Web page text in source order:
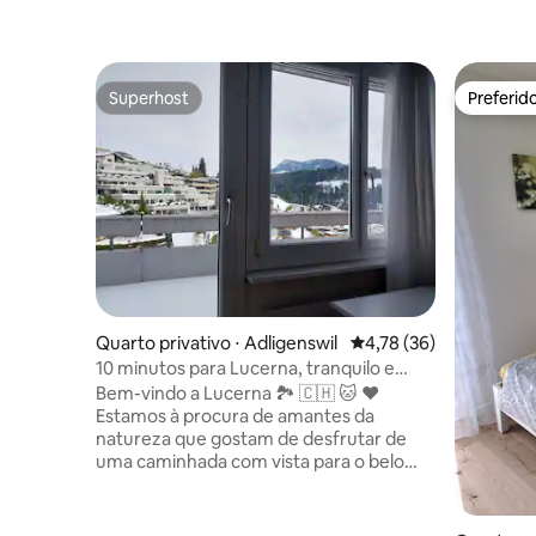
Superhost
Superhost
Quarto privativo ⋅ Adligenswil 4,78 de uma
4,78 (36)
10 minutos para Lucerna, tranquilo e
perto da natureza
Bem-vindo a Lucerna 🏞 🇨🇭 🐱 ❤️
Estamos à procura de amantes da
natureza que gostam de desfrutar de
uma caminhada com vista para o belo